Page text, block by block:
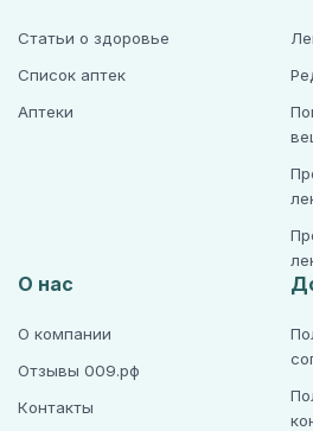
Статьи о здоровье
Список аптек
Аптеки
О нас
О компании
Отзывы 009.рф
Контакты